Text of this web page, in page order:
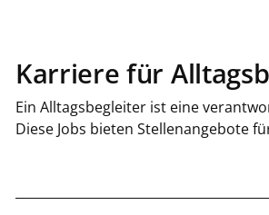
Karriere für
Ein Alltagsbegleiter ist eine
Diese Jobs bieten Stellenangebote